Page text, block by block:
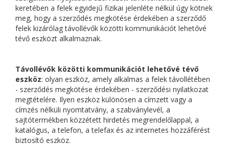
keretében a felek egyidejű fizikai jelenléte nélkül úgy kötnek
meg, hogy a szerződés megkötése érdekében a szerződő
felek kizárólag távollévők közötti kommunikációt lehetővé
tévő eszközt alkalmaznak.
Távollévők közötti kommunikációt lehetővé tévő
eszköz: olyan eszköz, amely alkalmas a felek távollétében
- szerződés megkötése érdekében - szerződési nyilatkozat
megtételére. Ilyen eszköz különösen a címzett vagy a
címzés nélküli nyomtatvány, a szabványlevél, a
sajtótermékben közzétett hirdetés megrendelőlappal, a
katalógus, a telefon, a telefax és az internetes hozzáférést
biztosító eszköz.